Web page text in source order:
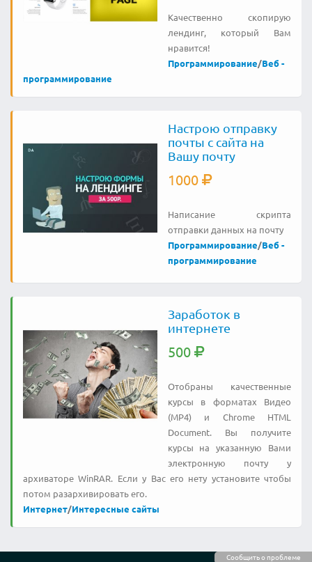
Сообщить о проблеме
Качественно скопирую
лендинг, который Вам
нравится!
Программирование/Веб -
программирование
Настрою отправку
почты с сайта на
Вашу почту
1000
Написание скрипта
отправки данных на почту
Программирование/Веб -
программирование
Заработок в
интернете
500
Отобраны качественные
курсы в форматах Видео
(MP4) и Chrome HTML
Document. Вы получите
курсы на указанную Вами
электронную почту у
архиваторе WinRAR. Если у Вас его нету установите чтобы
потом разархивировать его.
Интернет/Интересные сайты